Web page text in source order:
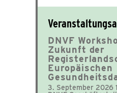
DNVF
Zukunft der
Europäischen
3. September 2026